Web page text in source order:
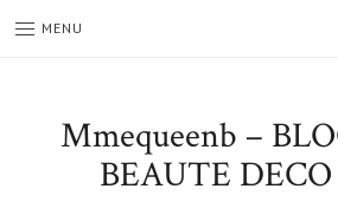
MENU
Mmequeenb –
BEAUTE